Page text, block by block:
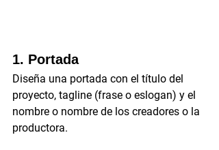
1. Portada
Diseña una portada con el título del
proyecto, tagline (frase o eslogan) y el
nombre o nombre de los creadores o la
productora.